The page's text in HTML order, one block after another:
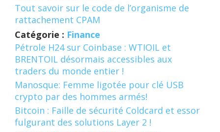
Tout savoir sur le code de l’organisme de
rattachement CPAM
Catégorie : Finance
Pétrole H24 sur Coinbase : WTIOIL et
BRENTOIL désormais accessibles aux
traders du monde entier !
Manosque: Femme ligotée pour clé USB
crypto par des hommes armés!
Bitcoin : Faille de sécurité Coldcard et essor
fulgurant des solutions Layer 2 !